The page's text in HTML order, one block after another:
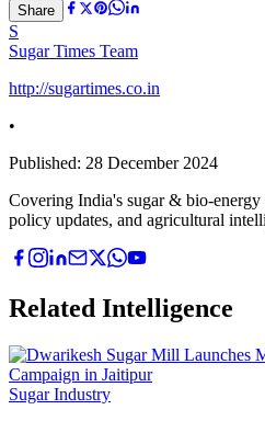
Share
S
Sugar Times Team
http://sugartimes.co.in
•
Published: 28 December 2024
Covering India's sugar & bio-
policy updates, and agricultural
Related Intelligence
Sugar Industry